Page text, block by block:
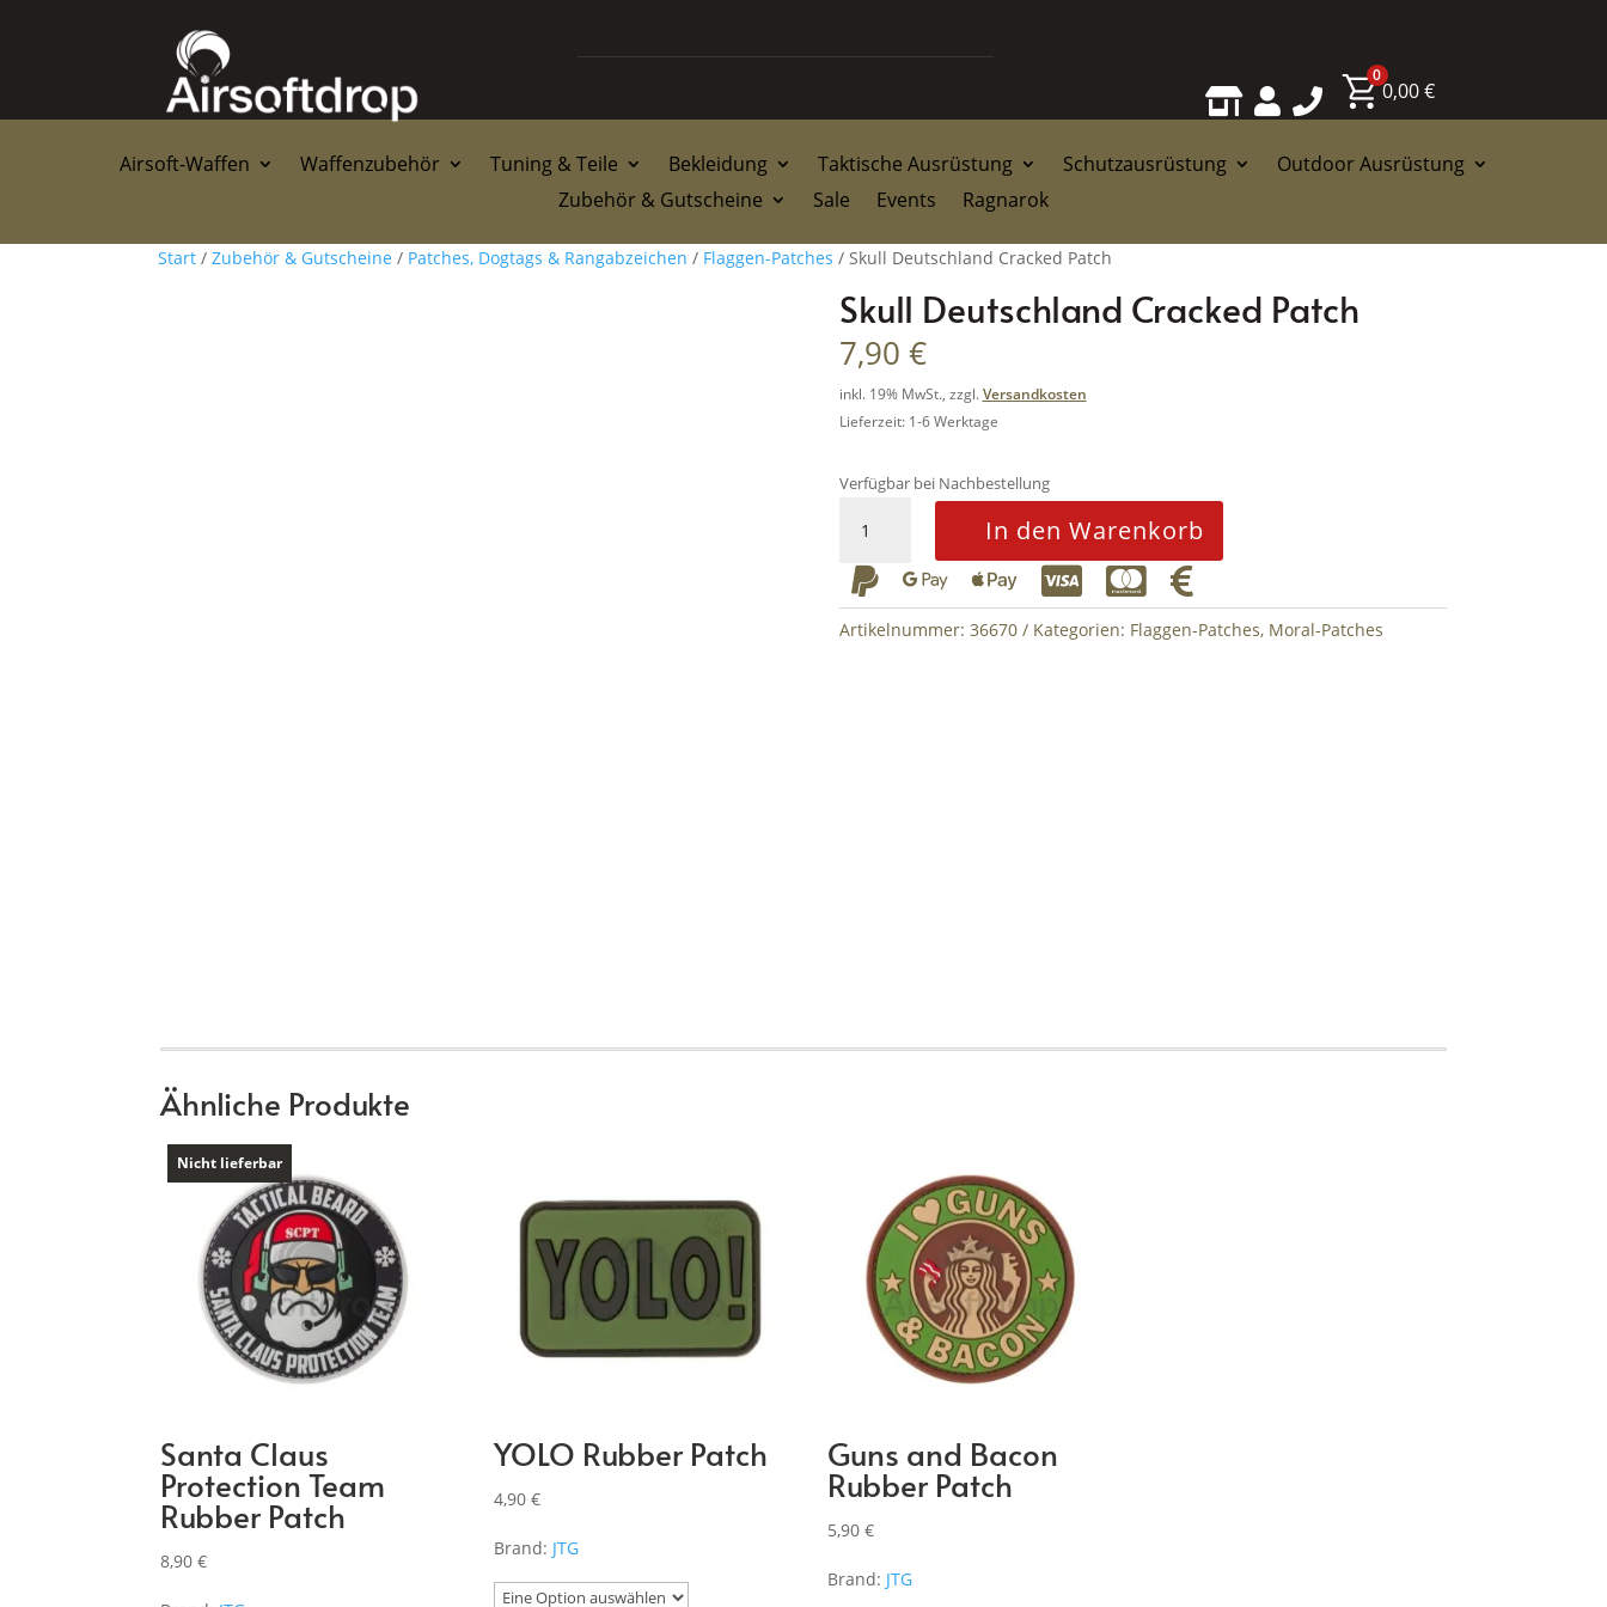
  
0
0,00€
Airsoft-Waffen Waffenzubehör Tuning & Teile Bekleidung Taktische Ausrüstung Schutzausrüstung
Outdoor Ausrüstung
Zubehör & Gutscheine
Sale Events Ragnarok
Start / Zubehör & Gutscheine / Patches, Dogtags & Rangabzeichen / Flaggen-Patches / Skull Deutschland Cracked Patch
Skull Deutschland Cracked Patch
7,90 €
inkl. 19% MwSt., zzgl.Versandkosten
Lieferzeit: 1-6 Werktage
Verfügbar bei Nachbestellung
Deutschland
Cracked
Patch
Menge
In den Warenkorb
     
Artikelnummer: 36670 Kategorien: Flaggen-Patches, Moral-Patches
Ähnliche Produkte
Nicht lieferbar
Santa Claus
Protection Team
Rubber Patch
8,90€
YOLO Rubber Patch
4,90€
Brand: JTG
Guns and Bacon
Rubber Patch
5,90€
Brand: JTG